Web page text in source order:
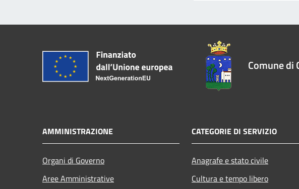
Comune di
AMMINISTRAZIONE
Organi di Governo
Aree Amministrative
CATEGORIE DI SERVIZIO
Anagrafe e stato civile
Cultura e tempo libero